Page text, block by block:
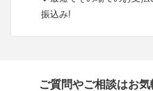
振込み!
ご質問やご相談はお